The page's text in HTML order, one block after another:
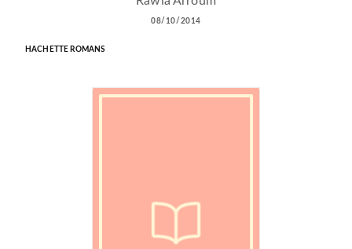
08/10/2014
HACHETTE ROMANS